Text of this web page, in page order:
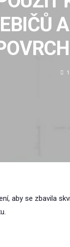
aby se zbavila